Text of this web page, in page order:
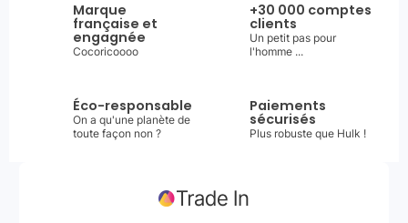
Marque
française et
engagnée
Cocoricoooo
+30 000 comptes
clients
Un petit pas pour
l'homme ...
Éco-responsable
On a qu'une planète de
toute façon non ?
Paiements
sécurisés
Plus robuste que Hulk !